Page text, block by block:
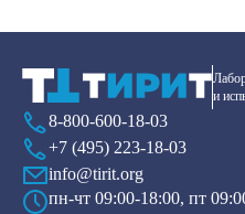
и
8-800-600-18-03
+7 (495) 223-18-03
info@tirit.org
пн-чт 09:00-18:00, пт